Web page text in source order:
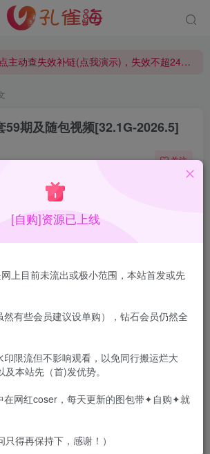
动查失效补链(点我演示)，失效不超24小时，
动查失效补链(点我演示)，失效不超24小时，
59期及随包视频[32.1G-2026.5]
关注
更名为：炸蛋Boom，一位有趣的短发妹子，
，这位小姐姐偶尔会在抖音直播。
[自购]资源已上线
上目前未流出或极小范围，本站首发或先
有些会员建议设单购），钻石会员仍然全
限流但不影响观看，以免同行搬运烂大
本站先（首)发优势。
在网红coser，每天更新的图包带✦自购✦就
只得再保持下，感谢！）